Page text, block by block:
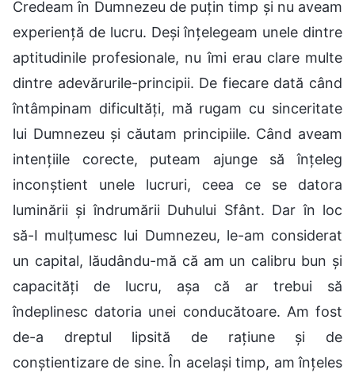
Credeam în Dumnezeu de puțin timp și nu aveam
experiență de lucru. Deși înțelegeam unele dintre
aptitudinile profesionale, nu îmi erau clare multe
dintre adevărurile-principii. De fiecare dată când
întâmpinam dificultăți, mă rugam cu sinceritate
lui Dumnezeu și căutam principiile. Când aveam
intențiile corecte, puteam ajunge să înțeleg
inconștient unele lucruri, ceea ce se datora
luminării și îndrumării Duhului Sfânt. Dar în loc
să-I mulțumesc lui Dumnezeu, le-am considerat
un capital, lăudându-mă că am un calibru bun și
capacități de lucru, așa că ar trebui să
îndeplinesc datoria unei conducătoare. Am fost
de-a dreptul lipsită de rațiune și de
conștientizare de sine. În același timp, am înțeles